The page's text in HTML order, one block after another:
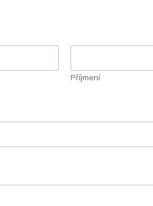
Příjmení